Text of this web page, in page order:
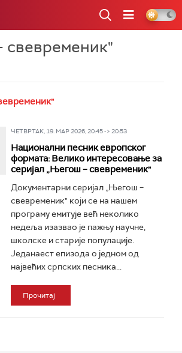
свевременик"
ЧЕТВРТАК, 19. МАР 2026, 20:45 -> 20:53
Национални песник европског
формата: Велико интересовање за
серијал „Његош – свевременик"
Документарни серијал „Његош –
свевременик" који се на нашем
програму емитује већ неколико
недеља изазвао је пажњу научне,
школске и старије популације.
Једанаест епизода о једном од
највећих српских песника...
Прочитај